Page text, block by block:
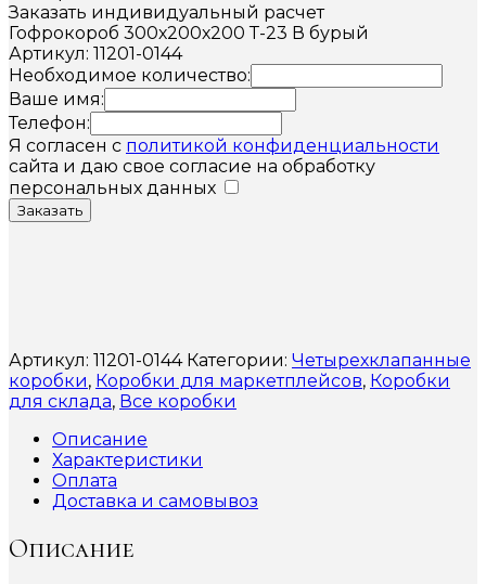
Заказать индивидуальный расчет
Гофрокороб 300х200х200 Т-23 В бурый
Артикул: 11201-0144
Необходимое количество:
Ваше имя:
Телефон:
Я согласен с политикой конфиденциальности
сайта и даю свое согласие на обработку
персональных данных
Заказать
Артикул: 11201-0144 Категории: Четырехклапанные
коробки, Коробки для маркетплейсов, Коробки
для склада, Все коробки
Описание
Характеристики
Оплата
Доставка и самовывоз
Описание